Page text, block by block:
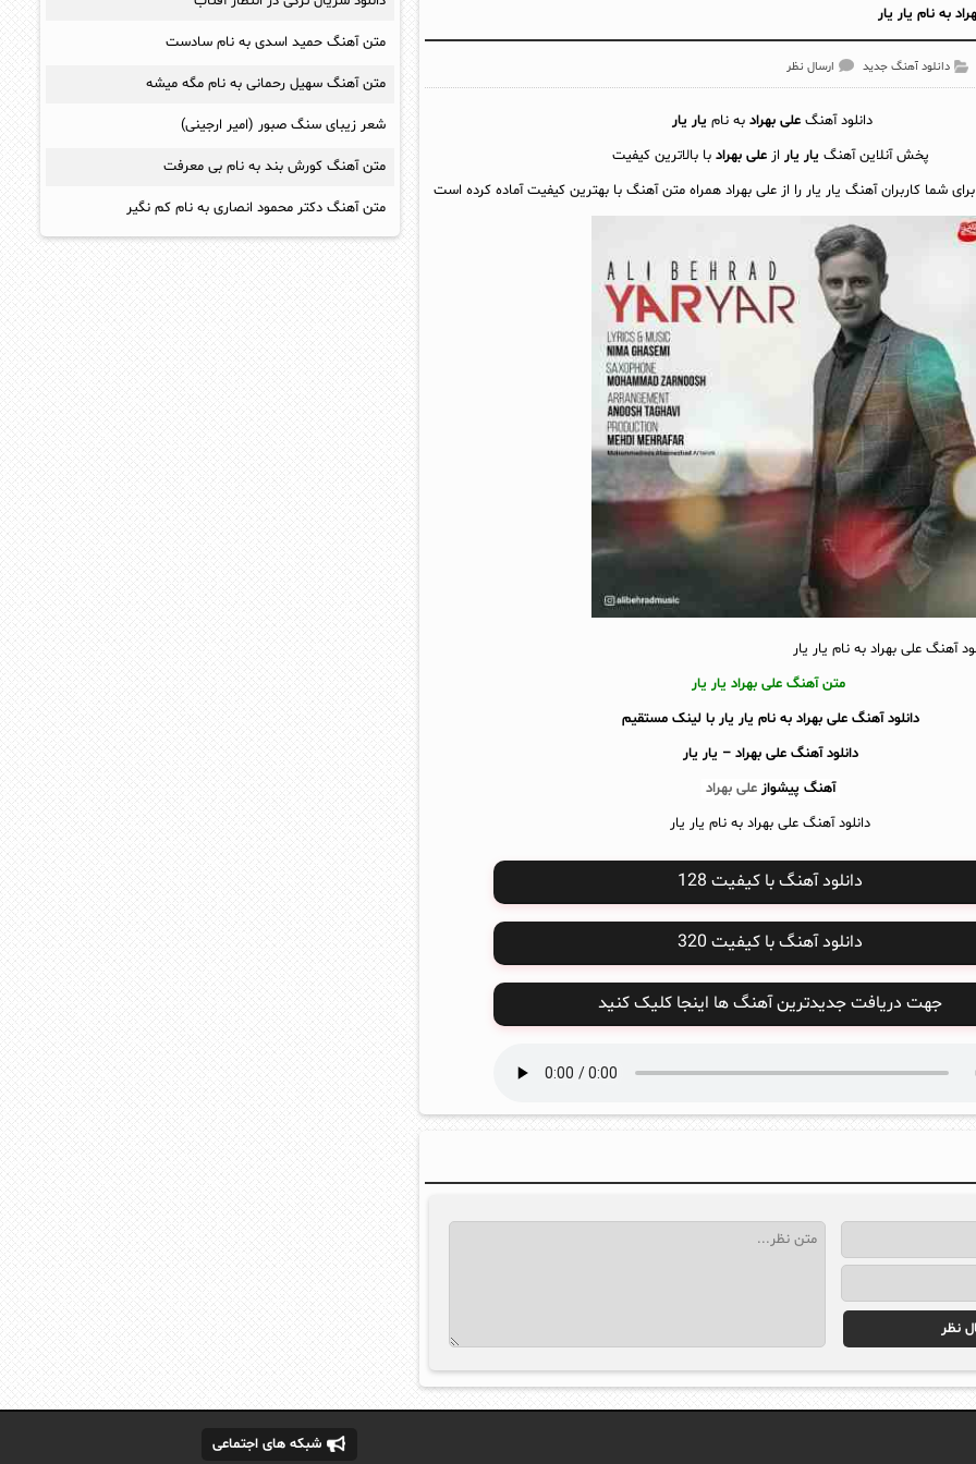
به نام یار یار
دانلود آهنگ جدید ارسال نظر
دانلود آهنگ علی بهراد به نام یار یار
پخش آنلاين آهنگ یار یار ازعلی بهراد با بالاترین کیفیت
شما کاربران آهنگ یار یار را از علی بهراد همراه متن آهنگ با بهترین کیفیت آماده کرده است
آهنگ علی بهراد به نام یار یار
متن آهنگ علی بهراد یار یار
دانلود آهنگ علی بهراد به نام یار یار با لینک مستقیم
دانلود آهنگ علی بهراد – یار یار
آهنگ پیشواز علی بهراد
دانلود آهنگ علی بهراد به نام یار یار
دانلود آهنگ با کیفیت 128
دانلود آهنگ با کیفیت 320
جهت دریافت جدیدترین آهنگ ها اینجا کلیک کنید
متن آهنگ حمید اسدی به نام سادست
متن آهنگ سهیل رحمانی به نام مگه میشه
شعر زیبای سنگ صبور (امیر ارجینی)
متن آهنگ کورش بند به نام بی معرفت
متن آهنگ دکتر محمود انصاری به نام کم نگیر
شبکه های اجتماعی